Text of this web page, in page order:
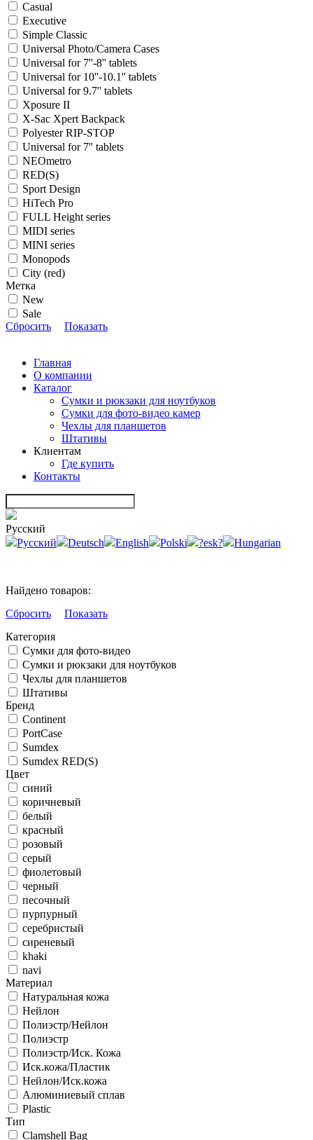
Casual
Executive
Simple Classic
Universal Photo/Camera Cases
Universal for 7''-8'' tablets
Universal for 10''-10.1'' tablets
Universal for 9.7'' tablets
Xposure II
X-Sac Xpert Backpack
Polyester RIP-STOP
Universal for 7'' tablets
NEOmetro
RED(S)
Sport Design
HiTech Pro
FULL Height series
MIDI series
MINI series
Monopods
City (red)
Метка
New
Sale
Сбросить
Показать
Главная
О компании
Каталог
Сумки и рюкзаки для ноутбуков
Сумки для фото-видео камер
Чехлы для планшетов
Штативы
Клиентам
Где купить
Контакты
Русский
Русский
Deutsch English Polski ?esk? Hungarian
Найдено товаров:
Сбросить
Показать
Категория
Сумки для фото-видео
Сумки и рюкзаки для ноутбуков
Чехлы для планшетов
Штативы
Бренд
Continent
PortCase
Sumdex
Sumdex RED(S)
Цвет
синий
коричневый
белый
красный
розовый
серый
фиолетовый
черный
песочный
пурпурный
серебристый
сиреневый
khaki
navi
Материал
Натуральная кожа
Нейлон
Полиэстр/Нейлон
Полиэстр
Полиэстр/Иск. Кожа
Иск.кожа/Пластик
Нейлон/Иск.кожа
Алюминиевый сплав
Plastic
Тип
Clamshell Bag